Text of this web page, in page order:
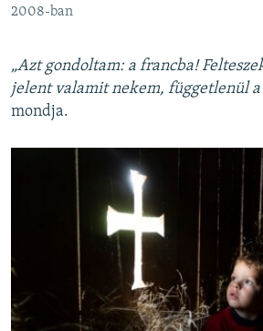
2008-ban
„Azt gondoltam: a francba!
jelent valamit nekem, függetlenül a
mondja.